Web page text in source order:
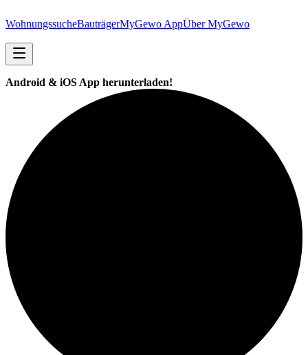
WohnungssucheBauträgerMyGewo AppÜber MyGewo
Android & iOS App herunterladen!